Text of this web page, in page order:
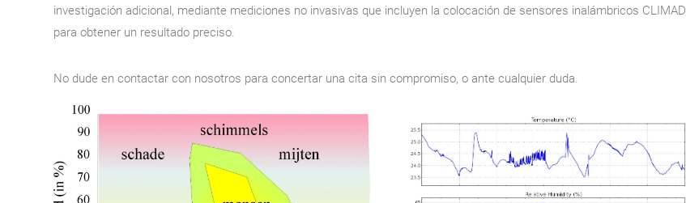
investigación adicional, mediante mediciones no invasivas que incluyen la colocación de sensores inalámbricos CLIMAD
para obtener un resultado preciso.
No dude en contactar con nosotros para concertar una cita sin compromiso, o ante cualquier duda.